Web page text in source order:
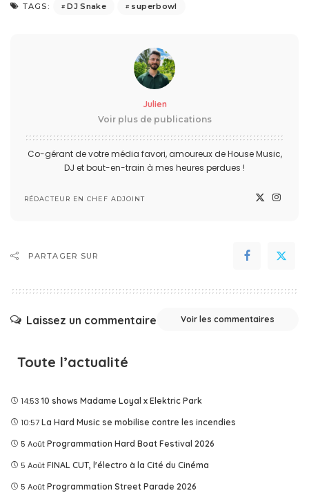
TAGS: DJ Snake superbowl
Julien
Voir plus de publications
Co-gérant de votre média favori, amoureux de House Music,
DJ et bout-en-train à mes heures perdues !
RÉDACTEUR EN CHEF ADJOINT
PARTAGER SUR
Laissez un commentaire Voir les commentaires
Toute l’actualité
14:53 10 shows Madame Loyal x Elektric Park
10:57 La Hard Music se mobilise contre les incendies
5 Août Programmation Hard Boat Festival 2026
5 Août FINAL CUT, l'électro à la Cité du Cinéma
5 Août Programmation Street Parade 2026